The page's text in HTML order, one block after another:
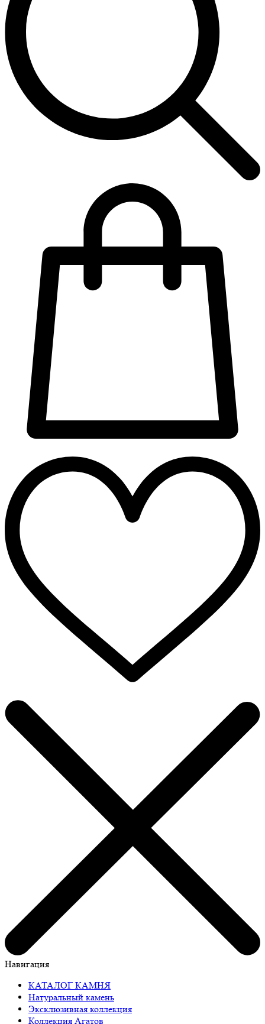
Навигация
КАТАЛОГ КАМНЯ
Натуральный камень
Эксклюзивная коллекция
Коллекция Агатов